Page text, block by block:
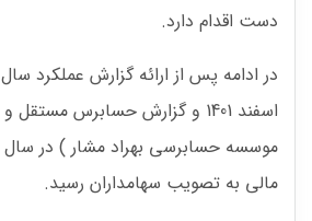
دست اقدام دارد.
اسفند 1401 و گزارش حسابرس
مالی به تصویب سهامداران رسید.